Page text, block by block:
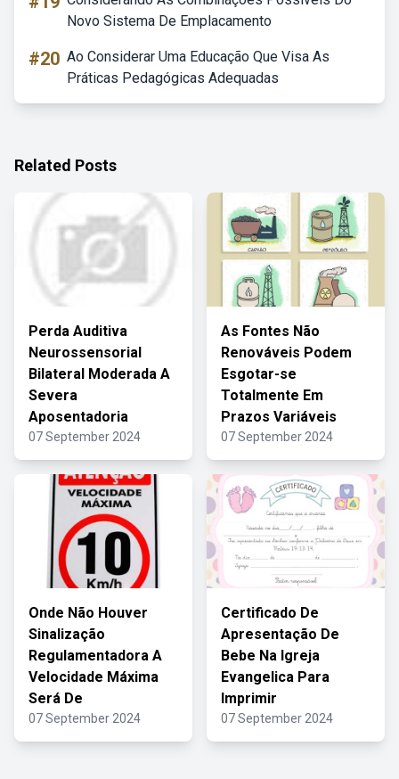
Novo Sistema De Emplacamento
#20 Ao Considerar Uma Educação Que Visa As
Práticas Pedagógicas Adequadas
Related Posts
Perda Auditiva
Neurossensorial
Bilateral Moderada A
Severa
Aposentadoria
07 September 2024
As Fontes Não
Renováveis Podem
Esgotar-se
Totalmente Em
Prazos Variáveis
07 September 2024
Onde Não Houver
Sinalização
Regulamentadora A
Velocidade Máxima
Será De
07 September 2024
Certificado De
Apresentação De
Bebe Na Igreja
Evangelica Para
Imprimir
07 September 2024